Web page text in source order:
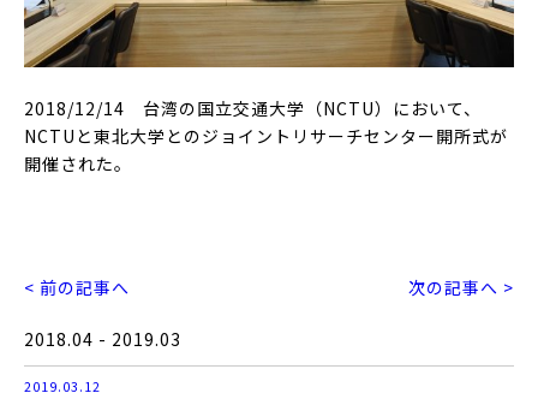
2018/12/14 台湾の国立交通大学（NCTU）において、
NCTUと東北大学とのジョイントリサーチセンター開所式が
開催された。
< 前の記事へ 次の記事へ >
2018.04 - 2019.03
2019.03.12